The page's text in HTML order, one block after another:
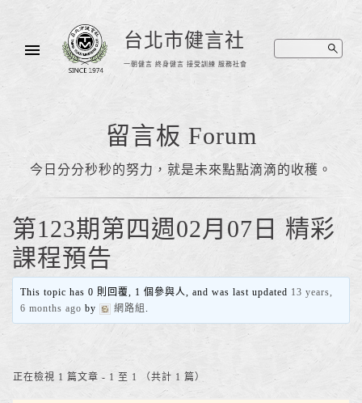
台北市健言社
一朝健言 終身健言 接受訓練 服務社會
留言板 Forum
今日分分秒秒的努力，就是未來點點滴滴的收穫。
第123期第四週02月07日 精彩
課程預告
This topic has 0 則回覆, 1 個參與人, and was last updated 13 years,
6 months ago by 網路組 .
正在檢視 1 篇文章 - 1 至 1 （共計 1 篇）